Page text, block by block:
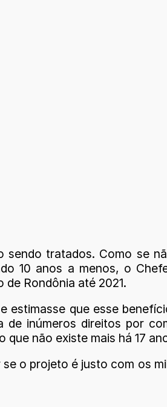
sendo tratados. Como se
10 anos a menos, o
Rondônia até 2021.
que esse
inúmeros direitos por
não existe mais há 17
o projeto é justo com os